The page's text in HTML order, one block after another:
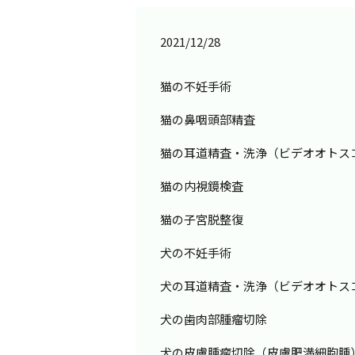
2021/12/28
猫の不妊手術
猫の鼻咽頭部精査
猫の耳道精査・洗浄（ビデオオトス
猫の内視鏡検査
猫の子宮脱整復
犬の不妊手術
犬の耳道精査・洗浄（ビデオオトス
犬の歯肉部腫瘤切除